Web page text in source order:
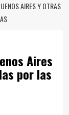
AIRES Y OTRAS
Aires
por las